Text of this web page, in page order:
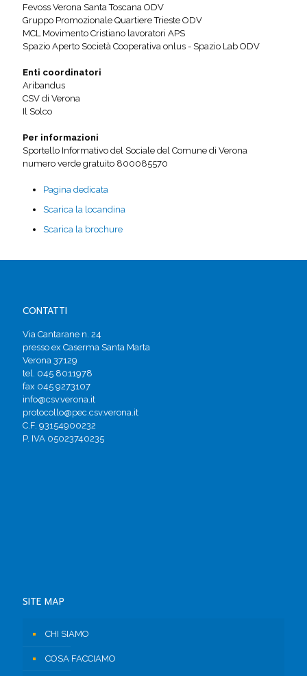
Fevoss Verona Santa Toscana ODV
Gruppo Promozionale Quartiere Trieste ODV
MCL Movimento Cristiano lavoratori APS
Spazio Aperto Società Cooperativa onlus - Spazio Lab ODV
Enti coordinatori
Aribandus
CSV di Verona
Il Solco
Per informazioni
Sportello Informativo del Sociale del Comune di Verona
numero verde gratuito 800085570
Pagina dedicata
Scarica la locandina
Scarica la brochure
CONTATTI
Via Cantarane n. 24
presso ex Caserma Santa Marta
Verona 37129
tel. 045 8011978
fax 045 9273107
info@csv.verona.it
protocollo@pec.csv.verona.it
C.F. 93154900232
P. IVA 05023740235
SITE MAP
CHI SIAMO
COSA FACCIAMO